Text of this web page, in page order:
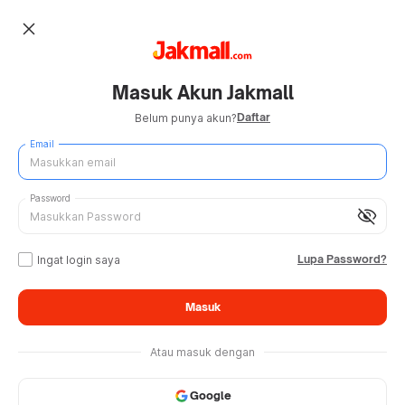
close
Masuk Akun Jakmall
Belum punya akun?Daftar
Email
visibility_off
Password
Ingat login saya Lupa Password?
Masuk
Atau masuk dengan
Google